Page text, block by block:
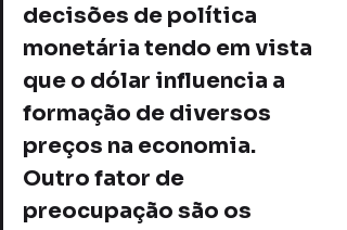
decisões de política
monetária tendo em vista
que o dólar influencia a
formação de diversos
preços na economia.
Outro fator de
preocupação são os